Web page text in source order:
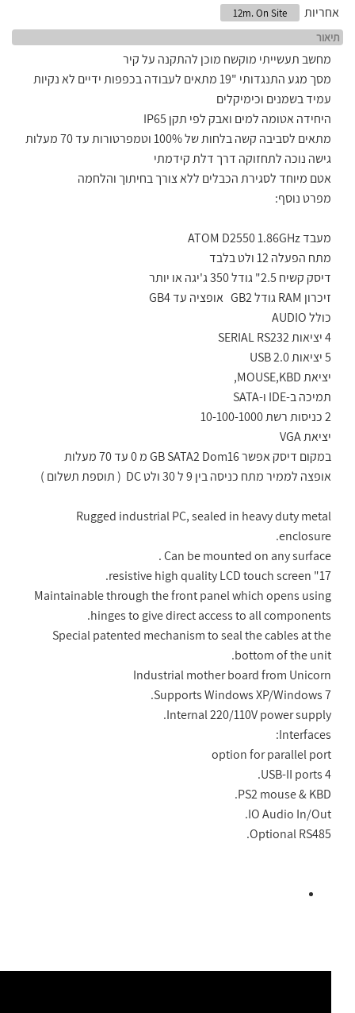
אחריות 12m. On Site
תיאור
מחשב תעשייתי מוקשח מוכן להתקנה על קיר
מסך מגע התנגדותי "19 מתאים לעבודה בכפפות ידיים לא נקיות
עמיד בשמנים וכימיקלים
היחידה אטומה למים ואבק לפי תקן IP65
מתאים לסביבה קשה בלחות של 100% וטמפרטורות עד 70 מעלות
גישה נוכה לתחזוקה דרך דלת קידמתי
אטם מיוחד לסגירת הכבלים ללא צורך בחיתוך והלחמה
מפרט נוסף:
מעבדATOM D2550 1.86GHz
מתח הפעלה 12 ולט בלבד
דיסק קשיח 2.5" גודל 350 ג'יגה או יותר
זיכרון RAMגודל 2 GB אופציה עד 4 GB
כוללAUDIO
4 יציאות
SERIAL RS232
5 יציאות
USB 2.0
יציאתMOUSE,KBD
,
תמיכה ב-IDE ו-SATA
2 כניסות רשת 10-100-1000
יציאתVGA
במקום דיסק אפשר 16
GB SATA2 Domמ 0 עד 70 מעלות
אופצה לממיר מתח כניסה בין 9 ל 30 ולט
DC ( תוספת תשלום )
Rugged industrial PC, sealed in heavy duty metal
enclosure.
Can be mounted on any surface .
17" resistive high quality LCD touch screen.
Maintainable through the front panel which opens using
hinges to give direct access to all components.
Special patented mechanism to seal the cables at the
bottom of the unit.
Industrial mother board from Unicorn
Supports Windows XP/Windows 7.
Internal 220/110V power supply.
Interfaces:
option for parallel port
4 USB-II ports.
PS2 mouse & KBD.
IO Audio In/Out.
Optional RS485.